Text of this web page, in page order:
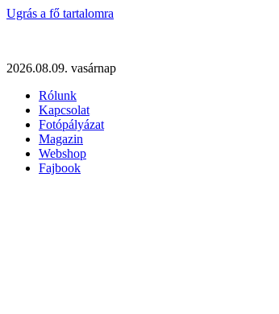
Ugrás a fő tartalomra
2026.08.09. vasárnap
Rólunk
Kapcsolat
Fotópályázat
Magazin
Webshop
Fajbook